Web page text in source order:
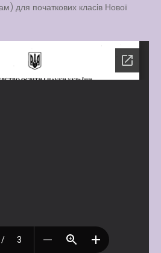
для початкових класів Нової